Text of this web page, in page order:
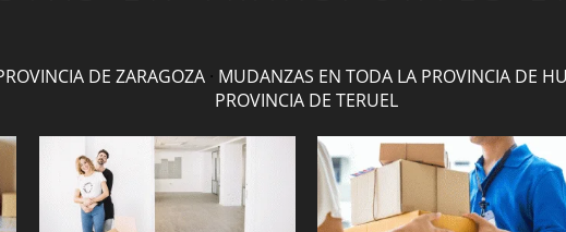
DE ZARAGOZA· MUDANZAS EN TODA LA PROVINCIA DE
PROVINCIA DE TERUEL